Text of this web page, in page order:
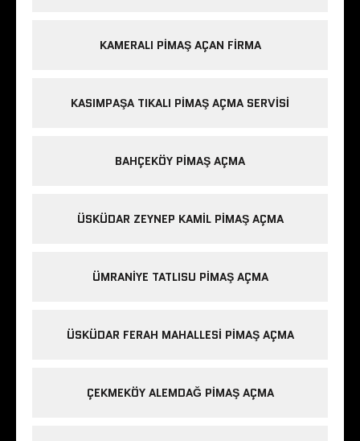
KAMERALI PIMAŞ AÇAN FIRMA
KASIMPAŞA TIKALI PIMAŞ AÇMA SERVISI
BAHÇEKÖY PIMAŞ AÇMA
ÜSKÜDAR ZEYNEP KAMIL PIMAŞ AÇMA
ÜMRANIYE TATLISU PIMAŞ AÇMA
ÜSKÜDAR FERAH MAHALLESI PIMAŞ AÇMA
ÇEKMEKÖY ALEMDAĞ PIMAŞ AÇMA